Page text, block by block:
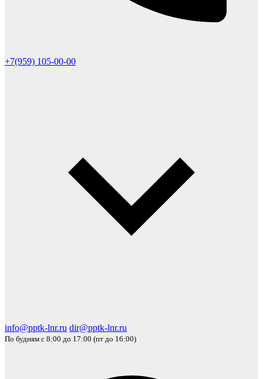
+7(959) 105-00-00
info@pptk-lnr.ru dir@pptk-lnr.ru
По будням с 8:00 до 17:00 (пт до 16:00)